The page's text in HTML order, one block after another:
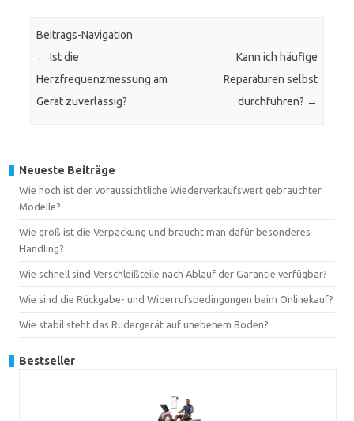
Beitrags-Navigation
← Ist die
Herzfrequenzmessung am
Gerät zuverlässig?
Kann ich häufige
Reparaturen selbst
durchführen? →
Neueste Beiträge
Wie hoch ist der voraussichtliche Wiederverkaufswert gebrauchter
Modelle?
Wie groß ist die Verpackung und braucht man dafür besonderes
Handling?
Wie schnell sind Verschleißteile nach Ablauf der Garantie verfügbar?
Wie sind die Rückgabe- und Widerrufsbedingungen beim Onlinekauf?
Wie stabil steht das Rudergerät auf unebenem Boden?
Bestseller